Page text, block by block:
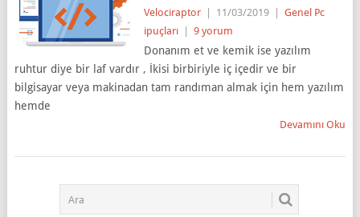
Velociraptor 11/03/2019
Genel Pc
ipuçları
9 yorum
Donanım et ve kemik ise yazılım
ruhtur diye bir laf vardır , İkisi birbiriyle iç içedir ve bir
bilgisayar veya makinadan tam randıman almak için hem yazılım
hemde
Devamını Oku